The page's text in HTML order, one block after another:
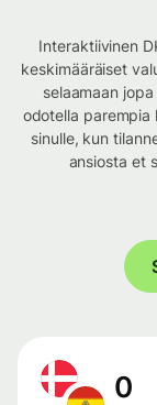
Interaktiivinen
keskimääräiset
selaamaan
odotella parempia
sinulle, kun
ansiosta et
0